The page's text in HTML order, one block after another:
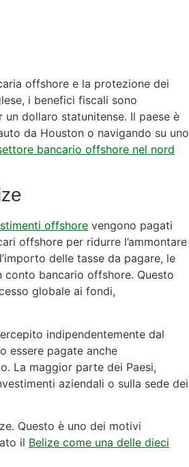
offshore e la protezione dei
i benefici fiscali sono
dollaro statunitense. Il paese è
da Houston o navigando su uno
bancario offshore nel nord
offshore vengono pagati
offshore per ridurre l’ammontare
delle tasse da pagare, le
bancario offshore. Questo
globale ai fondi,
indipendentemente dal
essere pagate anche
La maggior parte dei Paesi,
aziendali o sulla sede dei
Questo è uno dei motivi
il Belize come una delle dieci